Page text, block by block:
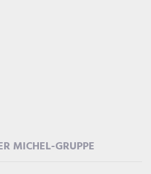
MICHEL-GRUPPE